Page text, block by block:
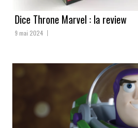
Dice Throne Marvel : la review
9 mai 2024